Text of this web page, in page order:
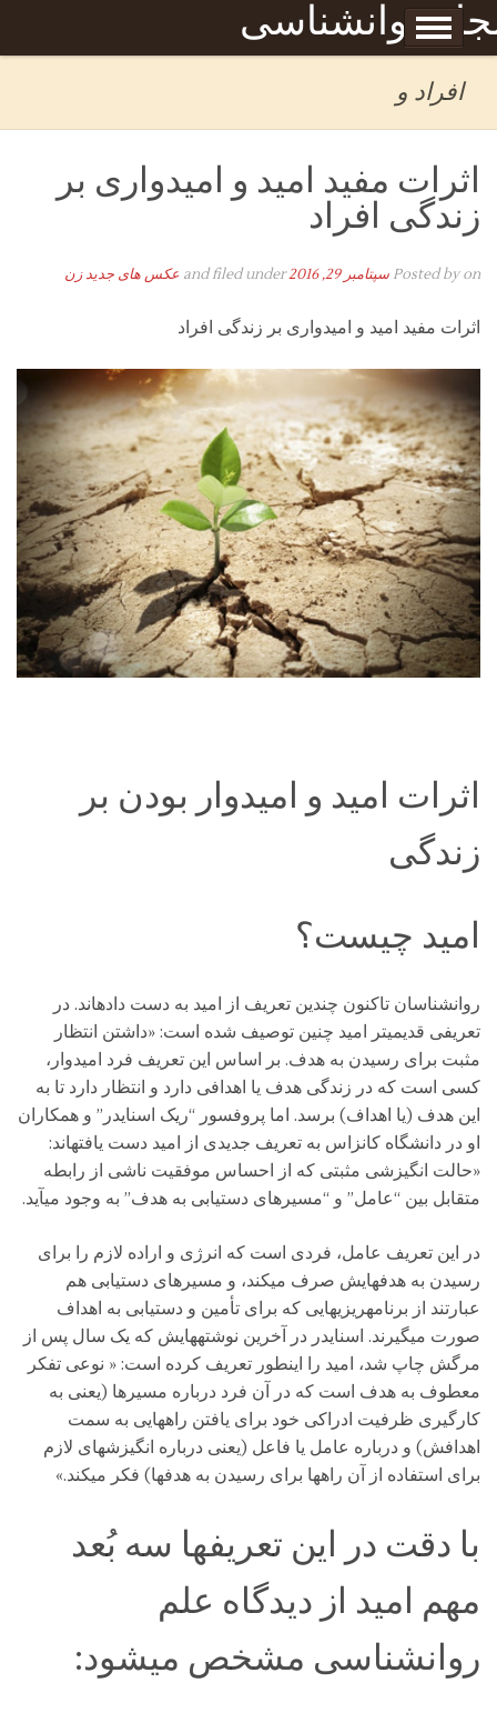
روانشناسی
Skip to content
برگه نمونه
افراد و
اثرات مفید امید و امیدواری بر
زندگی افراد
Posted byon سپتامبر 29, 2016 and filed under عکس های جدید زن
اثرات مفید امید و امیدواری بر زندگی افراد
اثرات امید و امیدوار بودن بر
زندگی
امید چیست؟
روانشناسان تاکنون چندین تعریف از امید به دست دادهاند. در
تعریفی قدیمیتر امید چنین توصیف شده است: «داشتن انتظار
مثبت برای رسیدن به هدف. بر اساس این تعریف فرد امیدوار،
کسی است که در زندگی هدف یا اهدافی دارد و انتظار دارد تا به
این هدف (یا اهداف) برسد. اما پروفسور “ریک اسنایدر” و همکاران
او در دانشگاه کانزاس به تعریف جدیدی از امید دست یافتهاند:
«حالت انگیزشی مثبتی که از احساس موفقیت ناشی از رابطه
متقابل بین “عامل” و “مسیرهای دستیابی به هدف” به وجود میآید.
در این تعریف عامل، فردی است که انرژی و اراده لازم را برای
رسیدن به هدفهایش صرف میکند، و مسیرهای دستیابی هم
عبارتند از برنامهریزیهایی که برای تأمین و دستیابی به اهداف
صورت میگیرند. اسنایدر در آخرین نوشتههایش که یک سال پس از
مرگش چاپ شد، امید را اینطور تعریف کرده است: « نوعی تفکر
معطوف به هدف است که در آن فرد درباره مسیرها (یعنی به
کارگیری ظرفیت ادراکی خود برای یافتن راههایی به سمت
اهدافش) و درباره عامل یا فاعل (یعنی درباره انگیزشهای لازم
برای استفاده از آن راهها برای رسیدن به هدفها) فکر میکند.»
با دقت در این تعریفها سه بُعد
مهم امید از دیدگاه علم
روانشناسی مشخص میشود: